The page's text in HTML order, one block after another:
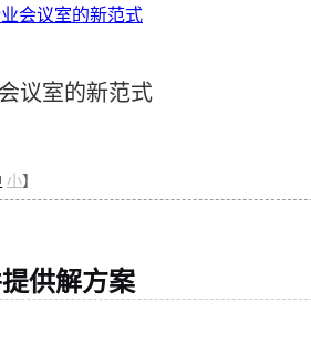
会议室的新范式
议室的新范式
小】
供解方案